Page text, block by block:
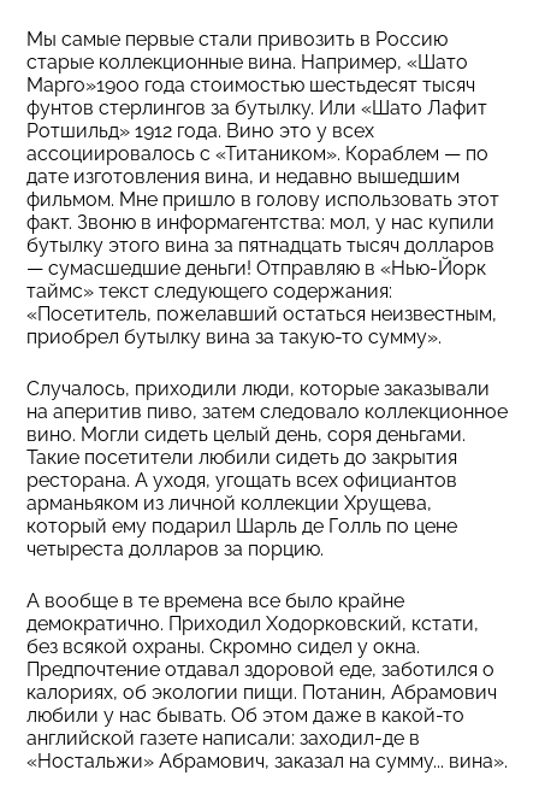
Мы самые первые стали привозить в Россию
старые коллекционные вина. Например, «Шато
Марго»1900 года стоимостью шестьдесят тысяч
фунтов стерлингов за бутылку. Или «Шато Лафит
Ротшильд» 1912 года. Вино это у всех
ассоциировалось с «Титаником». Кораблем — по
дате изготовления вина, и недавно вышедшим
фильмом. Мне пришло в голову использовать этот
факт. Звоню в информагентства: мол, у нас купили
бутылку этого вина за пятнадцать тысяч долларов
— сумасшедшие деньги! Отправляю в «Нью-Йорк
таймс» текст следующего содержания:
«Посетитель, пожелавший остаться неизвестным,
приобрел бутылку вина за такую-то сумму».
Случалось, приходили люди, которые заказывали
на аперитив пиво, затем следовало коллекционное
вино. Могли сидеть целый день, соря деньгами.
Такие посетители любили сидеть до закрытия
ресторана. А уходя, угощать всех официантов
арманьяком из личной коллекции Хрущева,
который ему подарил Шарль де Голль по цене
четыреста долларов за порцию.
А вообще в те времена все было крайне
демократично. Приходил Ходорковский, кстати,
без всякой охраны. Скромно сидел у окна.
Предпочтение отдавал здоровой еде, заботился о
калориях, об экологии пищи. Потанин, Абрамович
любили у нас бывать. Об этом даже в какой-то
английской газете написали: заходил-де в
«Ностальжи» Абрамович, заказал на сумму... вина».